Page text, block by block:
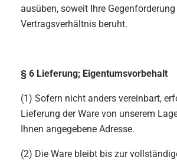
ausüben, soweit Ihre
Vertragsverhältnis beruht.
§ 6 Lieferung; Eigentumsvorbehalt
(1) Sofern nicht anders vereinbart,
Lieferung der Ware von unserem
Ihnen angegebene Adresse.
(2) Die Ware bleibt bis zur